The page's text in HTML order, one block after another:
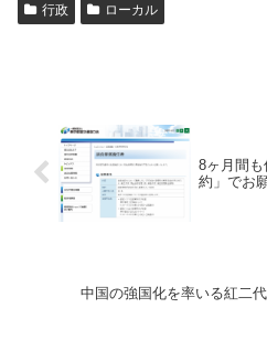
行政 ローカル
8ヶ月間
約」でお
中国の強国化を率いる紅二